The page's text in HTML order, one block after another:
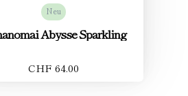
Neu
Abysse Sparkling
CHF 64.00